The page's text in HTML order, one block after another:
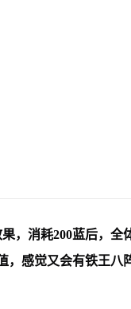
，消耗200蓝后，全
，感觉又会有铁王八